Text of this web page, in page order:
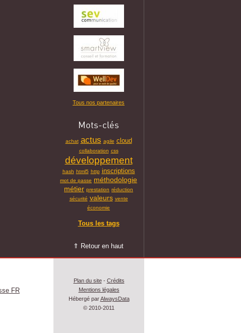
Tous nos partenaires
Mots-clés
achat actus agile cloud
collaboration css
développement
hash html5 http inscriptions
mot de passe méthodologie
métier prestation réduction
sécurité valeurs vente
économie
Tous les tags
⇑ Retour en haut
FR
Plan du site- Crédits
Mentions légales
Hébergé parAlwaysData
© 2010-2011